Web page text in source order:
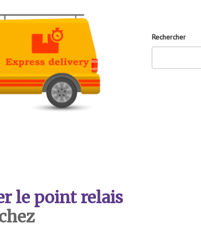
le point relais
Rechercher